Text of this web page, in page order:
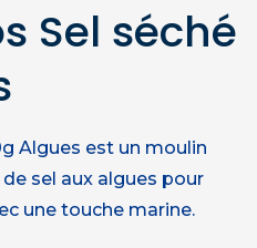
Sel séché
Algues est un moulin
sel aux algues pour
une touche marine.